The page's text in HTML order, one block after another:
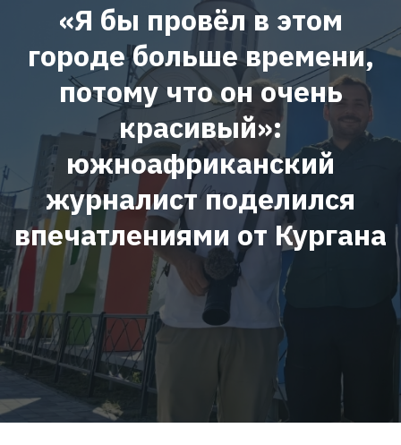
«Я бы провёл в этом
городе больше времени,
потому что он очень
красивый»:
южноафриканский
журналист поделился
впечатлениями от Кургана